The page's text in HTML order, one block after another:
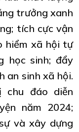
trưởng xanh
tích cực vận
hiểm xã hội tự
học sinh; đẩy
an sinh xã hội.
chu đáo diễn
năm 2024;
và xây dựng